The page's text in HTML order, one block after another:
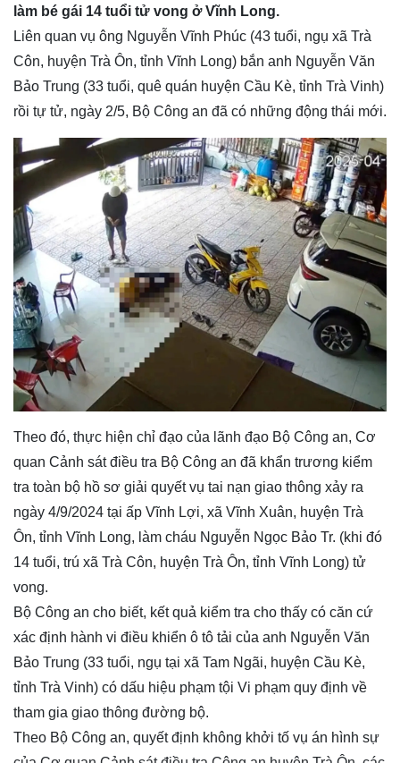
làm bé gái 14 tuổi tử vong ở Vĩnh Long.
Liên quan vụ ông Nguyễn Vĩnh Phúc (43 tuổi, ngụ xã Trà
Côn, huyện Trà Ôn, tỉnh Vĩnh Long) bắn anh Nguyễn Văn
Bảo Trung (33 tuổi, quê quán huyện Cầu Kè, tỉnh Trà Vinh)
rồi tự tử, ngày 2/5, Bộ Công an đã có những động thái mới.
Theo đó, thực hiện chỉ đạo của lãnh đạo Bộ Công an, Cơ
quan Cảnh sát điều tra Bộ Công an đã khẩn trương kiểm
tra toàn bộ hồ sơ giải quyết vụ tai nạn giao thông xảy ra
ngày 4/9/2024 tại ấp Vĩnh Lợi, xã Vĩnh Xuân, huyện Trà
Ôn, tỉnh Vĩnh Long, làm cháu Nguyễn Ngọc Bảo Tr. (khi đó
14 tuổi, trú xã Trà Côn, huyện Trà Ôn, tỉnh Vĩnh Long) tử
vong.
Bộ Công an cho biết, kết quả kiểm tra cho thấy có căn cứ
xác định hành vi điều khiển ô tô tải của anh Nguyễn Văn
Bảo Trung (33 tuổi, ngụ tại xã Tam Ngãi, huyện Cầu Kè,
tỉnh Trà Vinh) có dấu hiệu phạm tội Vi phạm quy định về
tham gia giao thông đường bộ.
Theo Bộ Công an, quyết định không khởi tố vụ án hình sự